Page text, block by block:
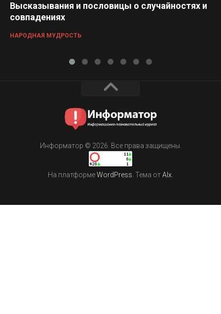
Высказывания и пословицы о случайностях и
совпадениях
НАРОДНАЯ МУДРОСТЬ
Информатор © 2026. Все права защищены.
На платформеWordPress. Тема отAlx.